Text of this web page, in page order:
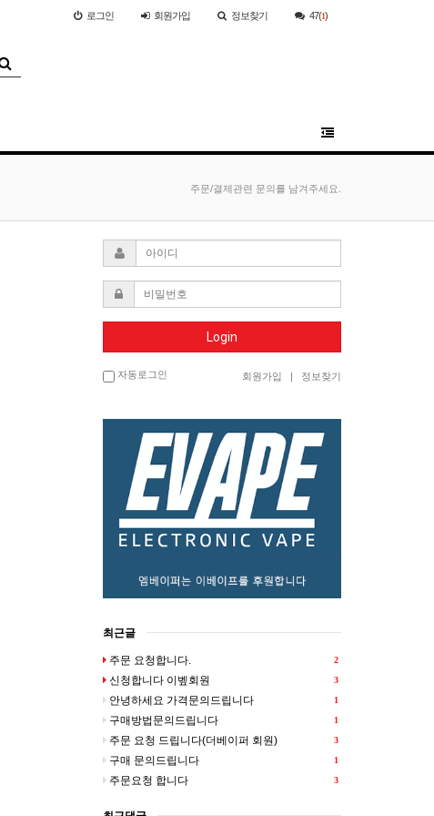
로그인 회원가입 정보찾기 47(1)
주문/결제관련 문의를 남겨주세요.
Login
자동로그인 회원가입 정보찾기
최근글
2
주문 요청합니다.
3
신청합니다 이벺회원
1
안녕하세요 가격문의드립니다
1
구매방법문의드립니다
3
주문 요청 드립니다(더베이퍼 회원)
1
구매 문의드립니다
3
주문요청 합니다